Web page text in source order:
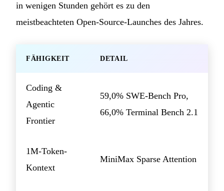
in wenigen Stunden gehört es zu den
meistbeachteten Open-Source-Launches des Jahres.
FÄHIGKEIT DETAIL
Coding &
Agentic
Frontier
59,0% SWE-Bench Pro,
66,0% Terminal Bench 2.1
1M-Token-
Kontext
MiniMax Sparse Attention